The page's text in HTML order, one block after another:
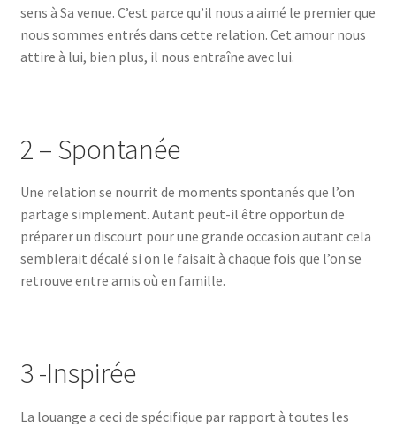
sens à Sa venue. C’est parce qu’il nous a aimé le premier que
nous sommes entrés dans cette relation. Cet amour nous
attire à lui, bien plus, il nous entraîne avec lui.
2 – Spontanée
Une relation se nourrit de moments spontanés que l’on
partage simplement. Autant peut-il être opportun de
préparer un discourt pour une grande occasion autant cela
semblerait décalé si on le faisait à chaque fois que l’on se
retrouve entre amis où en famille.
3 -Inspirée
La louange a ceci de spécifique par rapport à toutes les